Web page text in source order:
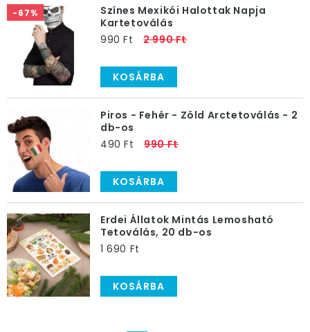
-67%
Színes Mexikói Halottak Napja
Kartetoválás
990 Ft
2 990 Ft
KOSÁRBA
Piros - Fehér - Zöld Arctetoválás - 2
db-os
490 Ft
990 Ft
KOSÁRBA
Erdei Állatok Mintás Lemosható
Tetoválás, 20 db-os
1 690 Ft
KOSÁRBA